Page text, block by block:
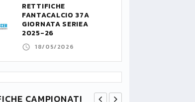
RETTIFICHE
FANTACALCIO 37A
GIORNATA SERIEA
2025-26
18/05/2026
CAMPIONATI